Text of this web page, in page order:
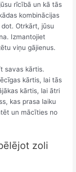
rīcībā un kā tās
kombinācijas
Otrkārt, jūsu
Izmantojiet
viņu gājienus.
savas kārtis.
kārtis, lai tās
kārtis, lai ātri
kas prasa laiku
un mācīties no
zoli